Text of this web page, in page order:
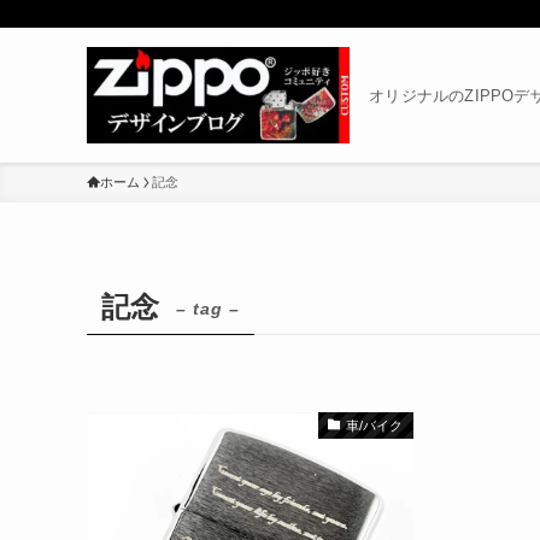
オリジナルのZIPPOデ
ホーム 記念
記念 – tag –
車/バイク